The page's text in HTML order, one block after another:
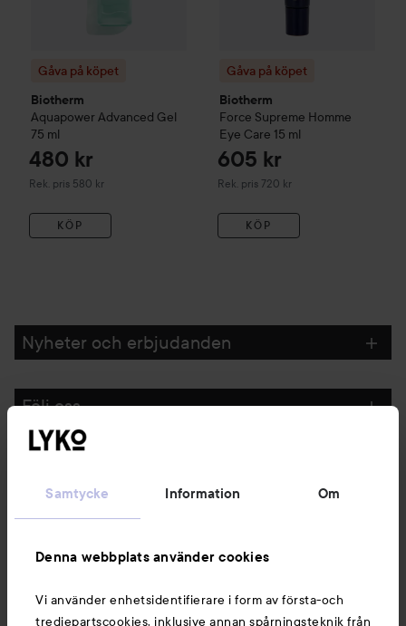
Samtycke Information Om
Denna webbplats använder cookies
Vi använder enhetsidentifierare i form av första-och
tredjepartscookies, inklusive annan spårningsteknik från
Gåva på köpet
Biotherm
Aquapower Advanced Gel
75 ml
480 kr
Rek. pris 580 kr
Rekommenderat pris 580 kr
KÖP
Gåva på köpet
Biotherm
Force Supreme Homme
Eye Care 15 ml
605 kr
Rek. pris 720 kr
Rekommenderat pris 720 kr
KÖP
Nyheter och erbjudanden
Följ oss
Du kanske också gillar